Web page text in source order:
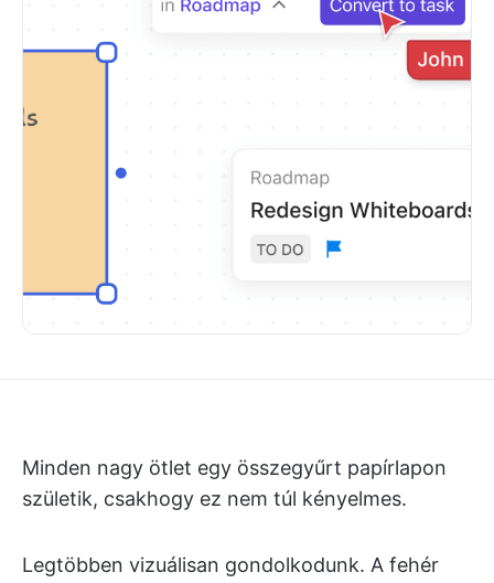
Minden nagy ötlet egy összegyűrt papírlapon
születik, csakhogy ez nem túl kényelmes.
Legtöbben vizuálisan gondolkodunk. A fehér